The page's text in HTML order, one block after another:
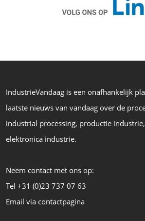
IndustrieVandaag is een onafhankelijk
laatste nieuws van vandaag over de
industrial processing, productie
elektronica industrie.
Neem contact met ons op:
Tel +31 (0)23 737 07 63
Email via contactpagina